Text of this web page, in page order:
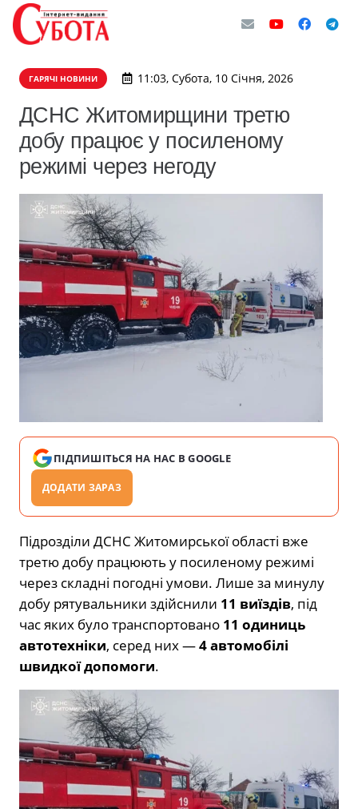
ГАРЯЧІ НОВИНИ 11:03, Субота, 10 Січня, 2026
ДСНС Житомирщини третю
добу працює у посиленому
режимі через негоду
ПІДПИШІТЬСЯ НА НАС В GOOGLE
ДОДАТИ ЗАРАЗ
Підрозділи ДСНС Житомирської області вже
третю добу працюють у посиленому режимі
через складні погодні умови. Лише за минулу
добу рятувальники здійснили 11 виїздів, під
час яких було транспортовано 11 одиниць
автотехніки, серед них —4 автомобілі
швидкої допомоги.